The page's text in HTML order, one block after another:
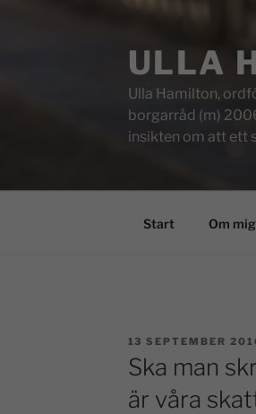
ULLA
Ulla Hamilton,
borgarråd (m)
insikten om att ett
Start Om mig
13 SEPTEMBER
Ska man
är våra